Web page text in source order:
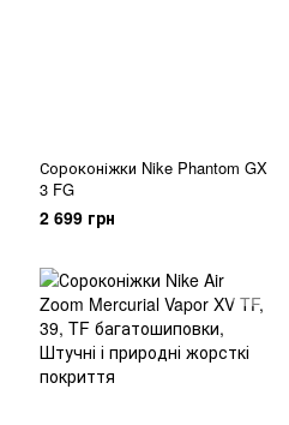
Сороконіжки Nike Phantom GX
3 FG
2 699 грн